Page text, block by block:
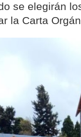
se elegirán
la Carta